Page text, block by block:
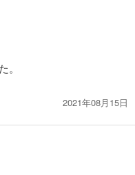
2021年08月15日